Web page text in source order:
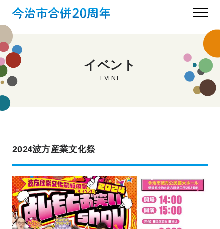
イベント
EVENT
2024波方産業文化祭